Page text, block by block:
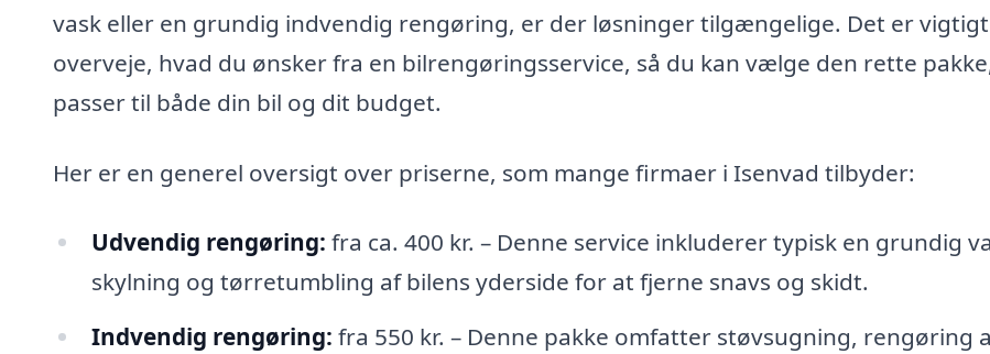
vask eller en grundig indvendig rengøring, er der løsninger tilgængelige. Det er
overveje, hvad du ønsker fra en bilrengøringsservice, så du kan vælge den rette
passer til både din bil og dit budget.
Her er en generel oversigt over priserne, som mange firmaer i Isenvad tilbyder:
Udvendig rengøring: fra ca. 400 kr. – Denne service inkluderer typisk en grundig
skylning og tørretumbling af bilens yderside for at fjerne snavs og skidt.
Indvendig rengøring: fra 550 kr. – Denne pakke omfatter støvsugning, rengøring